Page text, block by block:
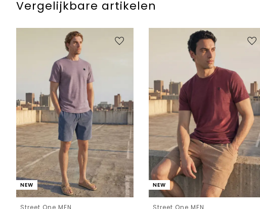
Vergelijkbare artikelen
NEW
Street One MEN
NEW
Street One MEN